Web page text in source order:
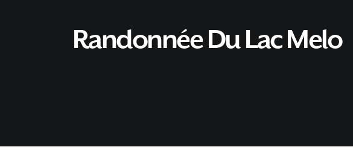
Randonnée Du Lac Melo